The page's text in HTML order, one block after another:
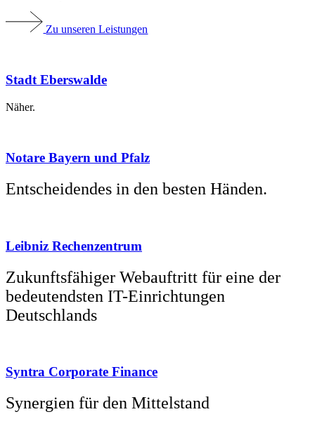
Zu unseren Leistungen
Stadt Eberswalde
Näher.
Notare Bayern und Pfalz
Entscheidendes in den besten Händen.
Leibniz Rechenzentrum
Zukunftsfähiger Webauftritt für eine der
bedeutendsten IT-Einrichtungen
Deutschlands
Syntra Corporate Finance
Synergien für den Mittelstand